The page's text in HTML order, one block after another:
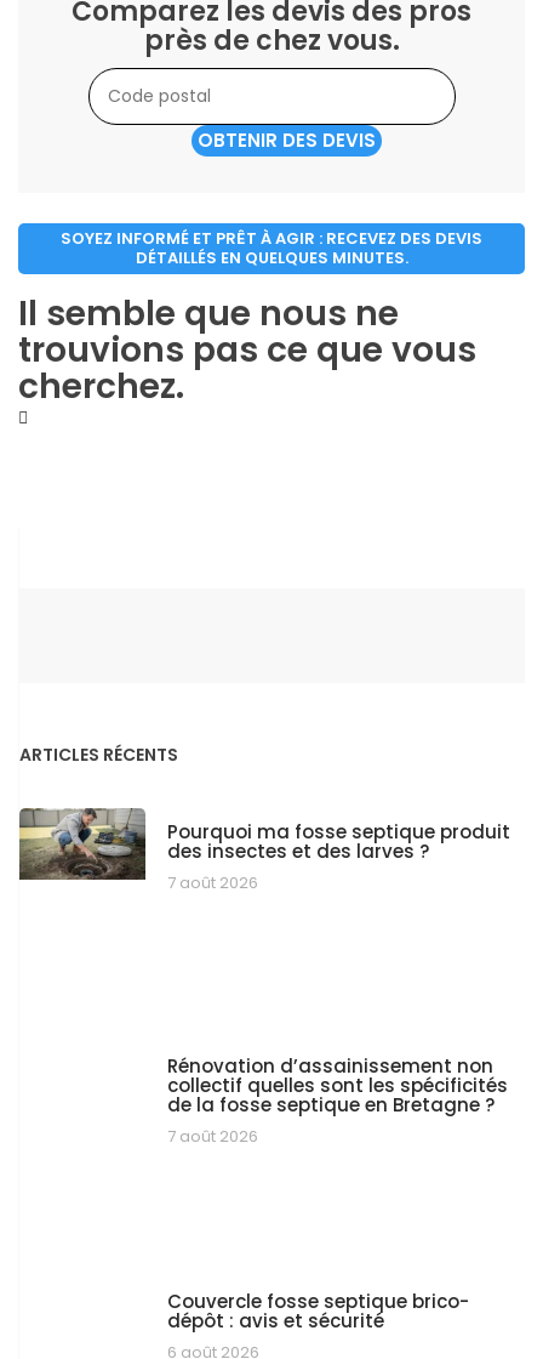
Comparez les devis des pros
près de chez vous.
OBTENIR DES DEVIS
SOYEZ INFORMÉ ET PRÊT À AGIR : RECEVEZ DES DEVIS
DÉTAILLÉS EN QUELQUES MINUTES.
Il semble que nous ne
trouvions pas ce que vous
cherchez.
ARTICLES RÉCENTS
Pourquoi ma fosse septique produit
des insectes et des larves ?
7 août 2026
Rénovation d’assainissement non
collectif quelles sont les spécificités
de la fosse septique en Bretagne ?
7 août 2026
Couvercle fosse septique brico-
dépôt : avis et sécurité
6 août 2026